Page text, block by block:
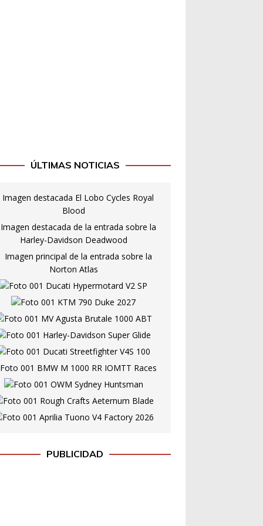
ÚLTIMAS NOTICIAS
PUBLICIDAD